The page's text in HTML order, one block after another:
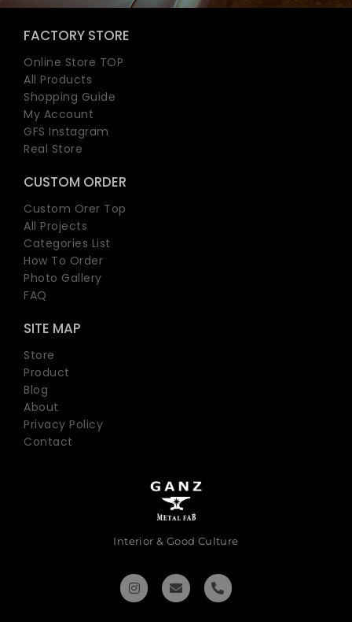
FACTORY STORE
Online Store TOP
All Products
Shopping Guide
My Account
GFS Instagram
Real Store
CUSTOM ORDER
Custom Orer Top
All Projects
Categories List
How To Order
Photo Gallery
FAQ
SITE MAP
Store
Product
Blog
About
Privacy Policy
Contact
Interior & Good Culture
n
s
t
n
v
e
h
o
n